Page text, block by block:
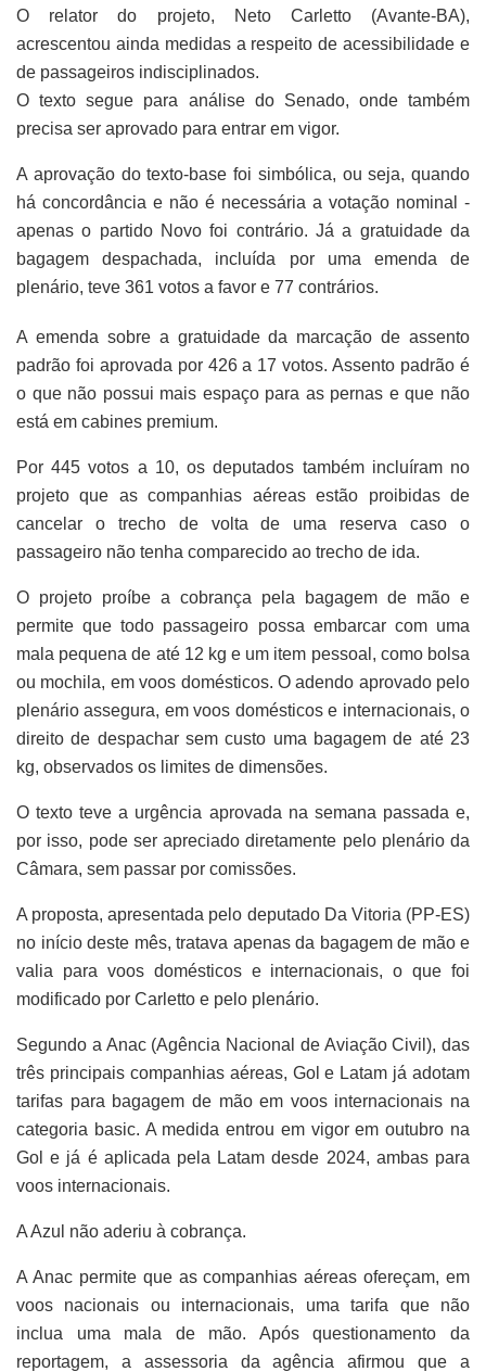
O relator do projeto, Neto Carletto (Avante-BA),
acrescentou ainda medidas a respeito de acessibilidade e
de passageiros indisciplinados.
O texto segue para análise do Senado, onde também
precisa ser aprovado para entrar em vigor.
A aprovação do texto-base foi simbólica, ou seja, quando
há concordância e não é necessária a votação nominal -
apenas o partido Novo foi contrário. Já a gratuidade da
bagagem despachada, incluída por uma emenda de
plenário, teve 361 votos a favor e 77 contrários.
A emenda sobre a gratuidade da marcação de assento
padrão foi aprovada por 426 a 17 votos. Assento padrão é
o que não possui mais espaço para as pernas e que não
está em cabines premium.
Por 445 votos a 10, os deputados também incluíram no
projeto que as companhias aéreas estão proibidas de
cancelar o trecho de volta de uma reserva caso o
passageiro não tenha comparecido ao trecho de ida.
O projeto proíbe a cobrança pela bagagem de mão e
permite que todo passageiro possa embarcar com uma
mala pequena de até 12 kg e um item pessoal, como bolsa
ou mochila, em voos domésticos. O adendo aprovado pelo
plenário assegura, em voos domésticos e internacionais, o
direito de despachar sem custo uma bagagem de até 23
kg, observados os limites de dimensões.
O texto teve a urgência aprovada na semana passada e,
por isso, pode ser apreciado diretamente pelo plenário da
Câmara, sem passar por comissões.
A proposta, apresentada pelo deputado Da Vitoria (PP-ES)
no início deste mês, tratava apenas da bagagem de mão e
valia para voos domésticos e internacionais, o que foi
modificado por Carletto e pelo plenário.
Segundo a Anac (Agência Nacional de Aviação Civil), das
três principais companhias aéreas, Gol e Latam já adotam
tarifas para bagagem de mão em voos internacionais na
categoria basic. A medida entrou em vigor em outubro na
Gol e já é aplicada pela Latam desde 2024, ambas para
voos internacionais.
A Azul não aderiu à cobrança.
A Anac permite que as companhias aéreas ofereçam, em
voos nacionais ou internacionais, uma tarifa que não
inclua uma mala de mão. Após questionamento da
reportagem, a assessoria da agência afirmou que a